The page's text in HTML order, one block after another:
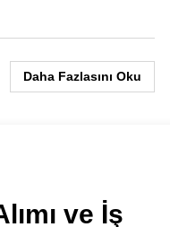
Daha Fazlasını Oku
ve İş